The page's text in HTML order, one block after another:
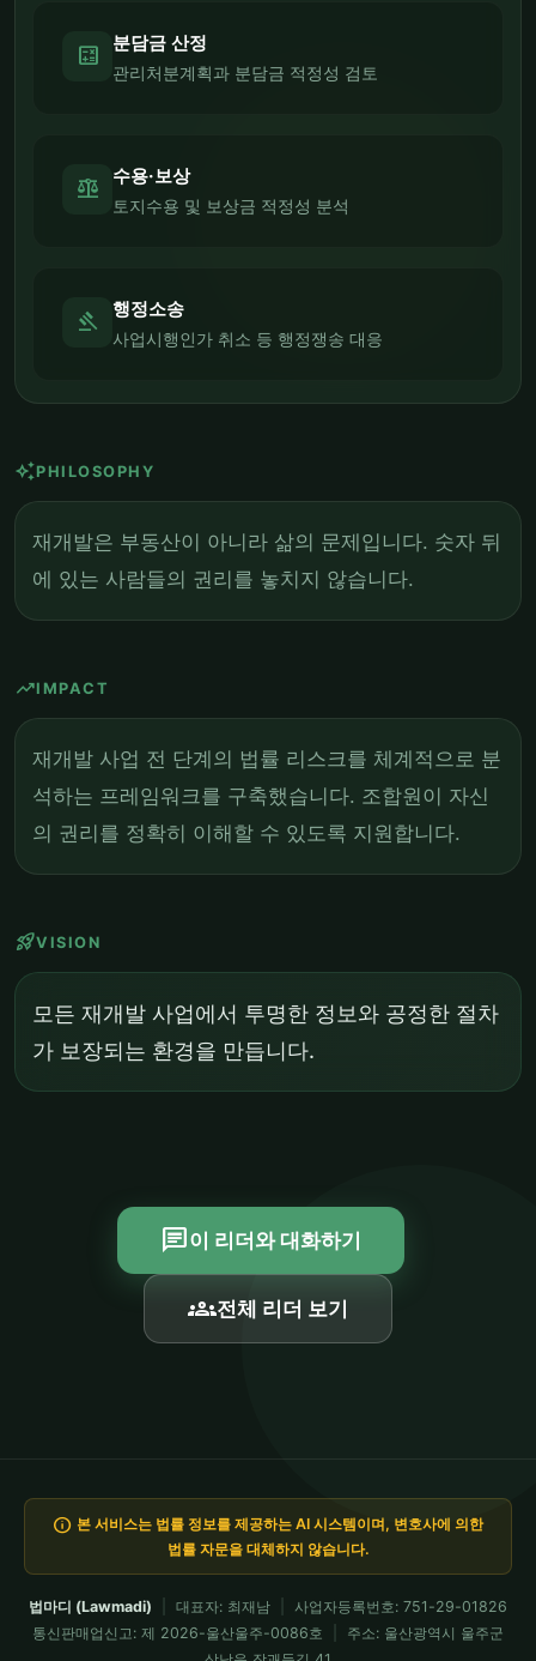
calculate 분담금 산정
관리처분계획과 분담금 적정성 검토
balance 수용·보상
토지수용 및 보상금 적정성 분석
gavel 행정소송
사업시행인가 취소 등 행정쟁송 대응
auto_awesomePHILOSOPHY
재개발은 부동산이 아니라 삶의 문제입니다. 숫자 뒤
에 있는 사람들의 권리를 놓치지 않습니다.
trending_upIMPACT
재개발 사업 전 단계의 법률 리스크를 체계적으로 분
석하는 프레임워크를 구축했습니다. 조합원이 자신
의 권리를 정확히 이해할 수 있도록 지원합니다.
rocket_launchVISION
모든 재개발 사업에서 투명한 정보와 공정한 절차
가 보장되는 환경을 만듭니다.
chat이 리더와 대화하기
groups전체 리더 보기
info 본 서비스는 법률 정보를 제공하는 AI 시스템이며, 변호사에 의한
법률 자문을 대체하지 않습니다.
법마디 (Lawmadi) 대표자: 최재남
사업자등록번호: 751-29-01826
통신판매업신고: 제 2026-울산울주-0086호
주소: 울산광역시 울주군